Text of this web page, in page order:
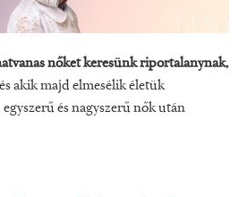
nőket keresünk riportalanynak,
akik majd elmesélik életük
és nagyszerű nők után